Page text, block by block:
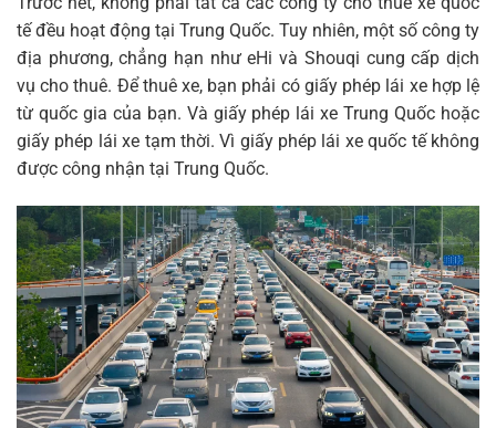
tế đều hoạt động tại Trung Quốc. Tuy nhiên, một số công ty
địa phương, chẳng hạn như eHi và Shouqi cung cấp dịch
vụ cho thuê. Để thuê xe, bạn phải có giấy phép lái xe hợp lệ
từ quốc gia của bạn. Và giấy phép lái xe Trung Quốc hoặc
giấy phép lái xe tạm thời. Vì giấy phép lái xe quốc tế không
được công nhận tại Trung Quốc.